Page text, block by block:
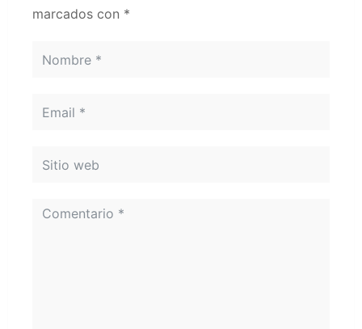
marcados con *